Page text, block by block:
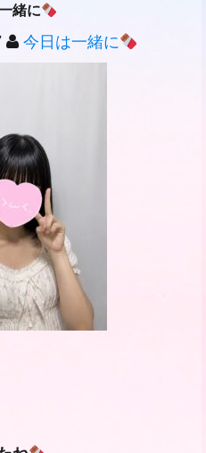
緒に
今日は一緒に